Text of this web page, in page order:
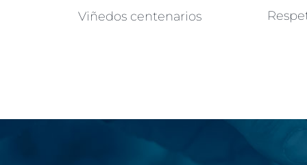
Viñedos centenarios